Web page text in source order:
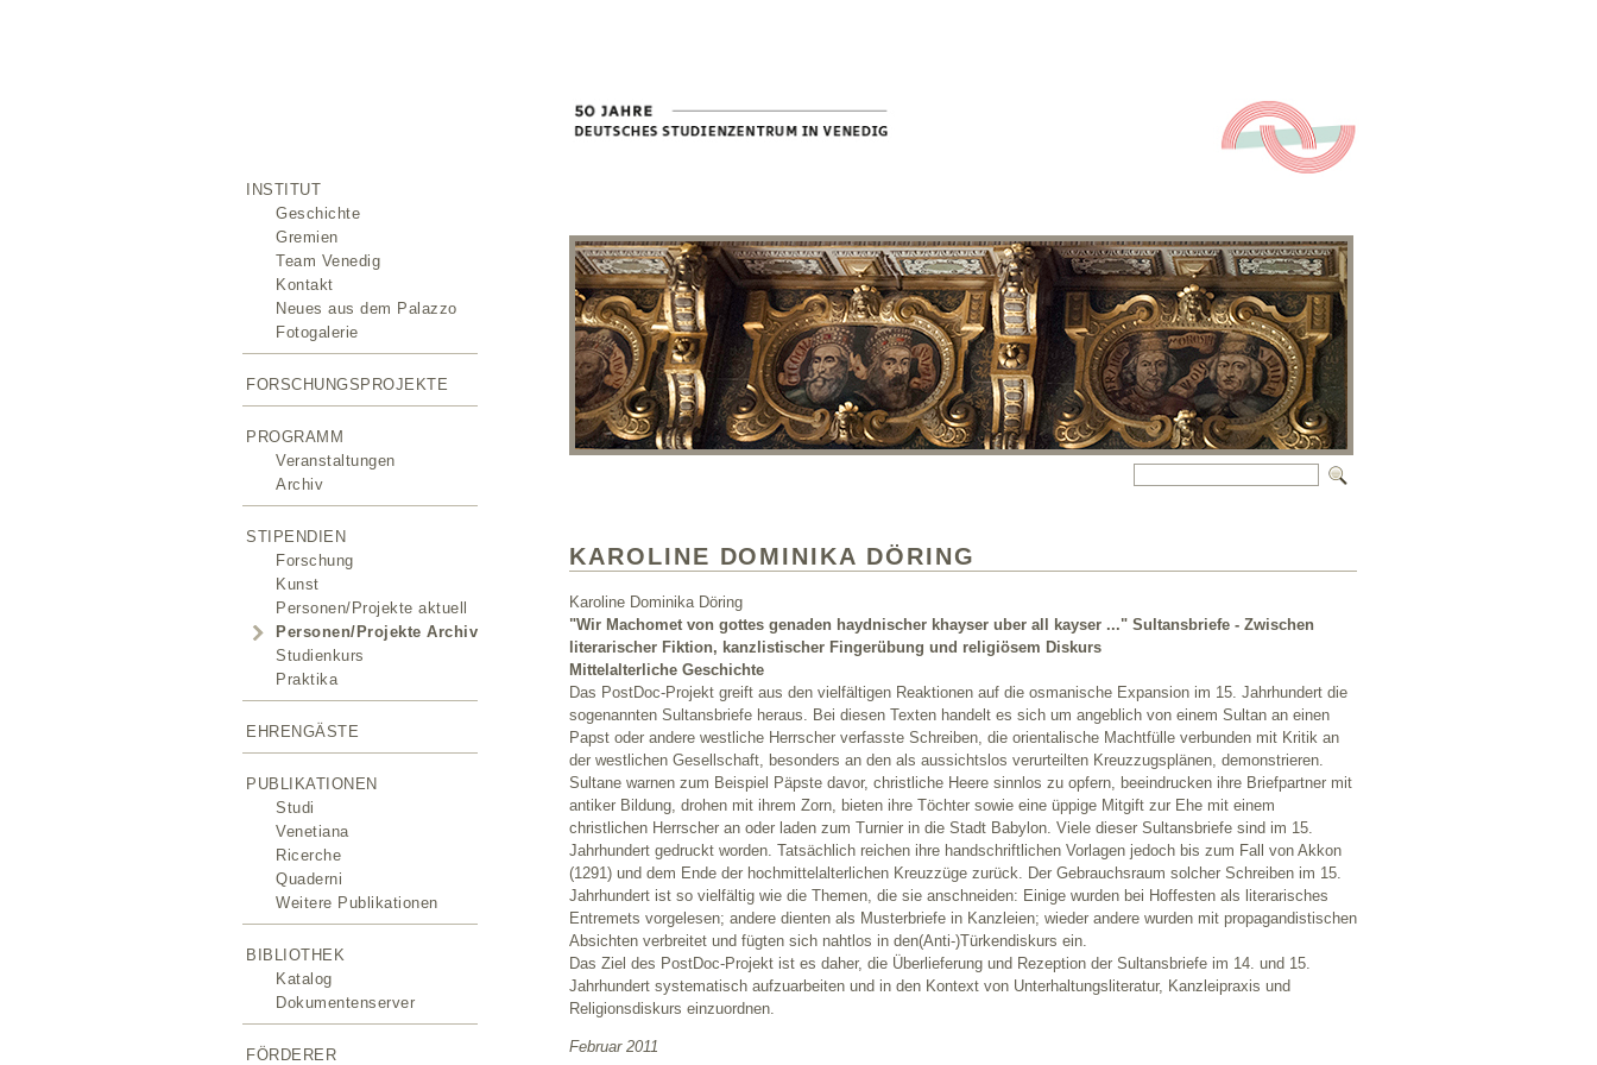
INSTITUT
Geschichte
Gremien
Team Venedig
Kontakt
Neues aus dem Palazzo
Fotogalerie
FORSCHUNGSPROJEKTE
PROGRAMM
Veranstaltungen
Archiv
STIPENDIEN
Forschung
Kunst
Personen/Projekte aktuell
Personen/Projekte Archiv
Studienkurs
Praktika
EHRENGÄSTE
PUBLIKATIONEN
Studi
Venetiana
Ricerche
Quaderni
Weitere Publikationen
BIBLIOTHEK
Katalog
Dokumentenserver
FÖRDERER
KAROLINE DOMINIKA DÖRING
Karoline Dominika Döring
"Wir Machomet von gottes genaden haydnischer khayser uber all kayser ..." Sultansbriefe - Zwischen
literarischer Fiktion, kanzlistischer Fingerübung und religiösem Diskurs
Mittelalterliche Geschichte
Das PostDoc-Projekt greift aus den vielfältigen Reaktionen auf die osmanische Expansion im 15. Jahrhundert die
sogenannten Sultansbriefe heraus. Bei diesen Texten handelt es sich um angeblich von einem Sultan an einen
Papst oder andere westliche Herrscher verfasste Schreiben, die orientalische Machtfülle verbunden mit Kritik an
der westlichen Gesellschaft, besonders an den als aussichtslos verurteilten Kreuzzugsplänen, demonstrieren.
Sultane warnen zum Beispiel Päpste davor, christliche Heere sinnlos zu opfern, beeindrucken ihre Briefpartner mit
antiker Bildung, drohen mit ihrem Zorn, bieten ihre Töchter sowie eine üppige Mitgift zur Ehe mit einem
christlichen Herrscher an oder laden zum Turnier in die Stadt Babylon. Viele dieser Sultansbriefe sind im 15.
Jahrhundert gedruckt worden. Tatsächlich reichen ihre handschriftlichen Vorlagen jedoch bis zum Fall von Akkon
(1291) und dem Ende der hochmittelalterlichen Kreuzzüge zurück. Der Gebrauchsraum solcher Schreiben im 15.
Jahrhundert ist so vielfältig wie die Themen, die sie anschneiden: Einige wurden bei Hoffesten als literarisches
Entremets vorgelesen; andere dienten als Musterbriefe in Kanzleien; wieder andere wurden mit propagandistischen
Absichten verbreitet und fügten sich nahtlos in den(Anti-)Türkendiskurs ein.
Das Ziel des PostDoc-Projekt ist es daher, die Überlieferung und Rezeption der Sultansbriefe im 14. und 15.
Jahrhundert systematisch aufzuarbeiten und in den Kontext von Unterhaltungsliteratur, Kanzleipraxis und
Religionsdiskurs einzuordnen.
Februar 2011